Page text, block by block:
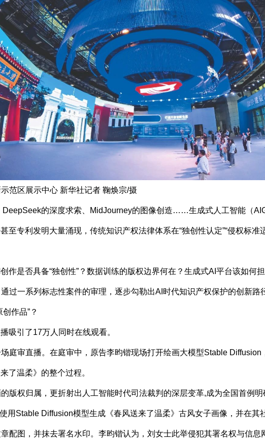
区展示中心 新华社记者 鞠焕宗/摄
的深度求索、MidJourney的图像创造……生成式人工智能（
至专利发明大量涌现，传统知识产权法律体系在“独创性认定”“侵权标准
是否具备“独创性”？数据训练的版权边界何在？生成式AI平台该如何
过一系列标志性案件的审理，逐步勾勒出AI时代知识产权保护的创新路
作品”？
引了17万人同时在线观看。
审直播。在庭审中，原告李昀锴现场打开绘画大模型Stable Diffusion
了温柔》的整个过程。
权归属，更折射出人工智能时代司法裁判的深层变革,成为全国首例明
Stable Diffusion模型生成《春风送来了温柔》古风女子画像，并在其
配图，并抹去署名水印。李昀锴认为，刘女士此举侵犯其署名权与信息